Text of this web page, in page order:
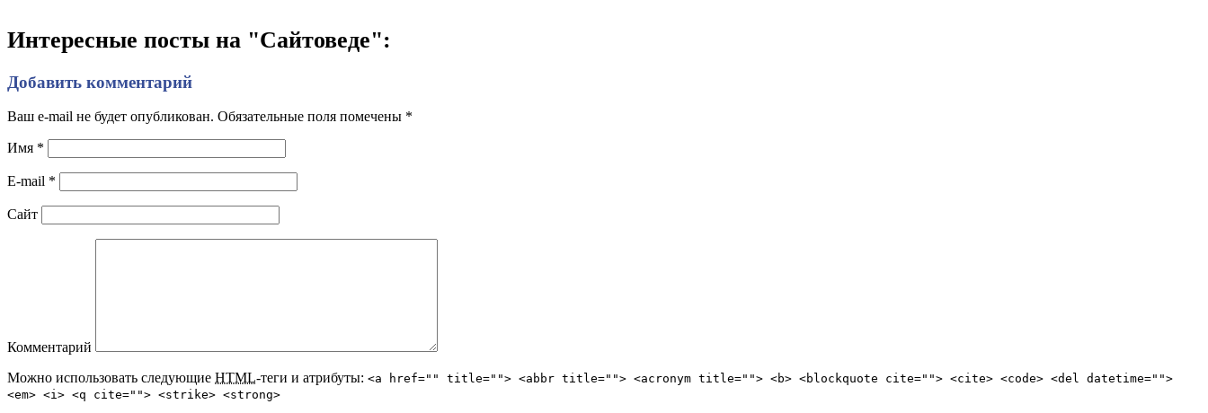
Интересные посты на "Сайтоведе":
Добавить комментарий
Ваш e-mail не будет опубликован. Обязательные поля помечены *
Имя *
E-mail *
Сайт
Комментарий
Можно использовать следующие HTML-теги и атрибуты: <a href="" title=""> <abbr title=""> <acronym title=""> <b> <blockquote cite=""> <cite> <code> <del datetime="">
<em> <i> <q cite=""> <strike> <strong>